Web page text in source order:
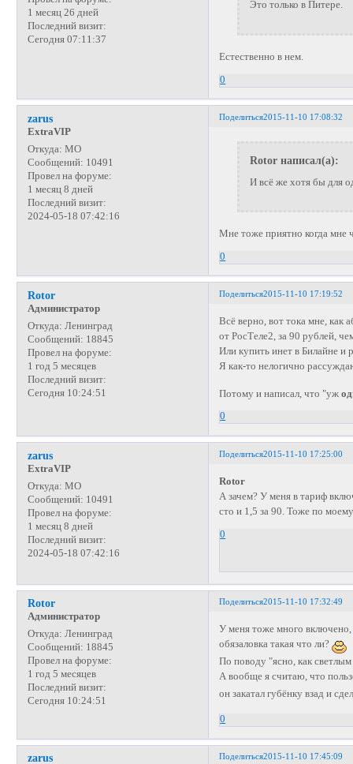
1 месяц 26 дней
Последний визит:
Сегодня 07:11:37
Это только в Питере.
Естественно в нем.
0
Поделиться2015-11-10 17:08:32
zarus
ExtraVIP
Откуда: МО
Сообщений: 10491
Провел на форуме:
1 месяц 8 дней
Последний визит:
2024-05-18 07:42:16
Rotor написал(а):
И всё же хотя бы для
Мне тоже приятно когда мне
0
Поделиться2015-11-10 17:19:52
Rotor
Администратор
Откуда: Ленинград
Сообщений: 18845
Провел на форуме:
1 год 5 месяцев
Последний визит:
Сегодня 10:24:51
Всё верно, вот тока мне, как
от РосТеле2, за 90 рублей,
Или купить инет в Билайне и
Я как-то нелогично
Потому и написал, что "уж
0
Поделиться2015-11-10 17:25:00
zarus
ExtraVIP
Откуда: МО
Сообщений: 10491
Провел на форуме:
1 месяц 8 дней
Последний визит:
2024-05-18 07:42:16
Rotor
А зачем? У меня в тариф
сто и 1,5 за 90. Тоже по
0
Поделиться2015-11-10 17:32:49
Rotor
Администратор
Откуда: Ленинград
Сообщений: 18845
Провел на форуме:
1 год 5 месяцев
Последний визит:
Сегодня 10:24:51
У меня тоже много включено,
обязаловка такая что ли?
По поводу "ясно, как
А вообще я считаю, что
он закатал губёнку взад и
0
Поделиться2015-11-10 17:45:09
zarus